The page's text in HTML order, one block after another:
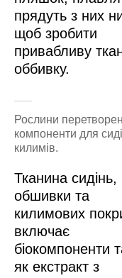
прядуть з них
щоб зробити
привабливу
оббивку.
Рослини
компоненти для
килимів.
Тканина сидінь,
обшивки та
килимових
включає
біокомпоненти
як екстракт з